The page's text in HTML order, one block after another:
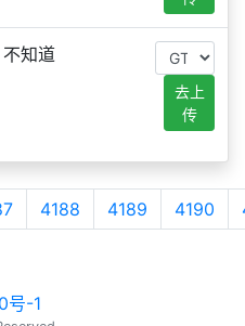
不知道
去上
传
4188 4189 4190
号-1